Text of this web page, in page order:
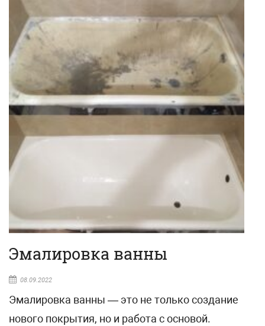
Эмалировка ванны
08.09.2022
Эмалировка ванны — это не только создание
нового покрытия, но и работа с основой.